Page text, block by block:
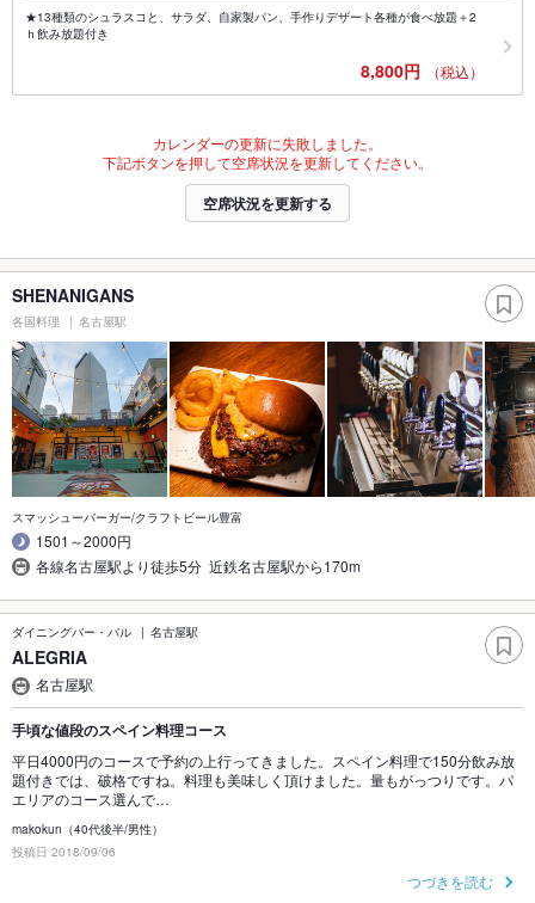
★13種類のシュラスコと、サラダ、自家製パン、手作りデザート各種が食べ放題＋2
ｈ飲み放題付き
8,800円 （税込）
カレンダーの更新に失敗しました。
下記ボタンを押して空席状況を更新してください。
空席状況を更新する
SHENANIGANS
各国料理 名古屋駅
スマッシューバーガー/クラフトビール豊富
1501～2000円
各線名古屋駅より徒歩5分 近鉄名古屋駅から170m
ダイニングバー・バル 名古屋駅
ALEGRIA
名古屋駅
手頃な値段のスペイン料理コース
平日4000円のコースで予約の上行ってきました。スペイン料理で150分飲み放
題付きでは、破格ですね。料理も美味しく頂けました。量もがっつりです。パ
エリアのコース選んで…
makokun（40代後半/男性）
投稿日 2018/09/06
つづきを読む